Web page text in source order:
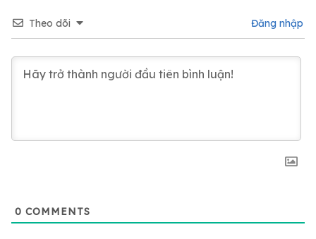
Theo dõi Đăng nhập
0 COMMENTS